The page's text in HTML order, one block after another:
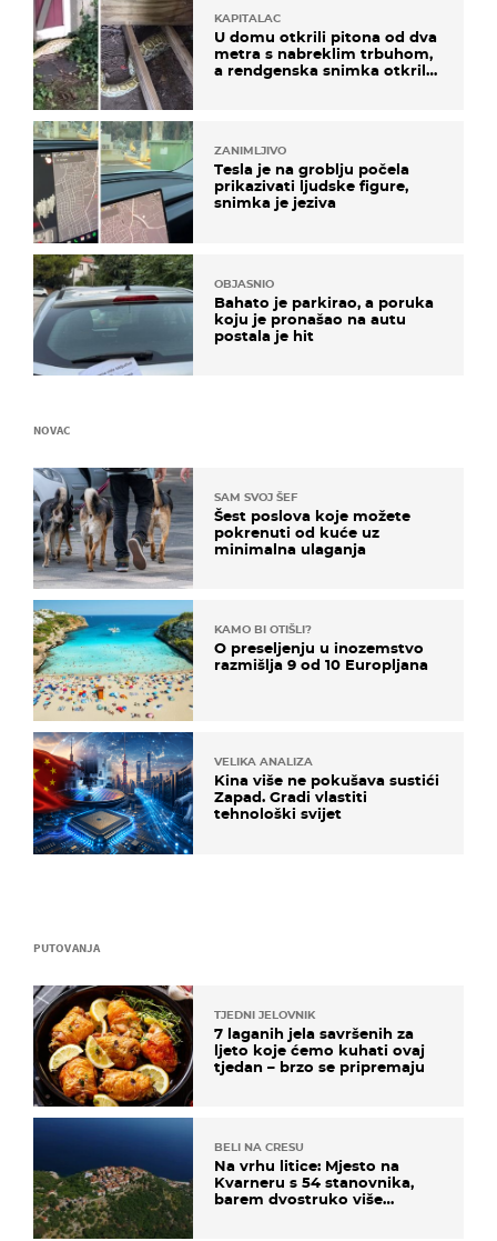
KAPITALAC
U domu otkrili pitona od dva
metra s nabreklim trbuhom,
a rendgenska snimka otkrila
ZANIMLJIVO
Tesla je na groblju počela
prikazivati ljudske figure,
snimka je jeziva
OBJASNIO
Bahato je parkirao, a poruka
koju je pronašao na autu
postala je hit
PUTOVANJA
TJEDNI JELOVNIK
7 laganih jela savršenih za
ljeto koje ćemo kuhati ovaj
tjedan – brzo se pripremaju
BELI NA CRESU
Na vrhu litice: Mjesto na
Kvarneru s 54 stanovnika,
barem dvostruko više
NOVAC
SAM SVOJ ŠEF
Šest poslova koje možete
pokrenuti od kuće uz
minimalna ulaganja
KAMO BI OTIŠLI?
O preseljenju u inozemstvo
razmišlja 9 od 10 Europljana
VELIKA ANALIZA
Kina više ne pokušava sustići
Zapad. Gradi vlastiti
tehnološki svijet